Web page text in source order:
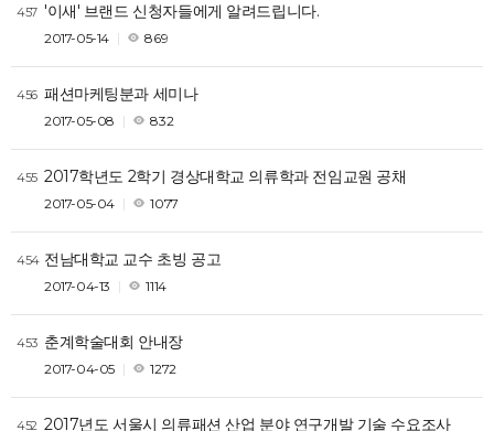
457 '이새' 브랜드 신청자들에게 알려드립니다.
2017-05-14 869
456 패션마케팅분과 세미나
2017-05-08 832
455 2017학년도 2학기 경상대학교 의류학과 전임교원 공채
2017-05-04 1077
454 전남대학교 교수 초빙 공고
2017-04-13 1114
453 춘계학술대회 안내장
2017-04-05 1272
452 2017년도 서울시 의류패션 산업 분야 연구개발 기술 수요조사